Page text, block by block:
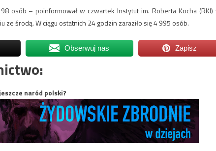
osób – poinformował w czwartek Instytut im. Roberta Kocha (RKI)
środą. W ciągu ostatnich 24 godzin zaraziło się 4 995 osób.
Obserwuj nas Zapisz
naród polski?